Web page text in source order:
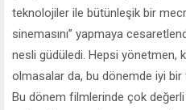
teknolojiler ile bütünleşik bir
sinemasını” yapmaya
nesli güdüledi. Hepsi yönetmen,
olmasalar da, bu dönemde iyi
Bu dönem filmlerinde çok